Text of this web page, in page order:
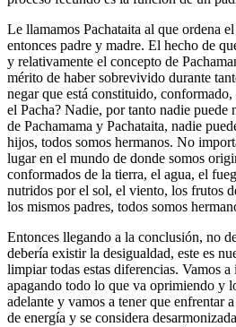
Le llamamos Pachataita al que ordena
entonces padre y madre. El hecho de
y relativamente el concepto de
mérito de haber sobrevivido durante
negar que está constituido,
el Pacha? Nadie, por tanto nadie puede
de Pachamama y Pachataita, nadie
hijos, todos somos hermanos. No
lugar en el mundo de donde somos
conformados de la tierra, el agua, el
nutridos por el sol, el viento, los frutos
los mismos padres, todos somos
Entonces llegando a la conclusión, no
debería existir la desigualdad, este es
limpiar todas estas diferencias. Vamos
apagando todo lo que va oprimiendo y
adelante y vamos a tener que enfrentar
de energía y se considera